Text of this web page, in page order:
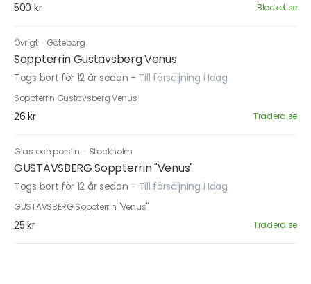
500 kr Blocket.se
Övrigt · Göteborg
Soppterrin Gustavsberg Venus
Togs bort för 12 år sedan - Till försäljning i Idag
Soppterrin Gustavsberg Venus
26 kr Tradera.se
Glas och porslin · Stockholm
GUSTAVSBERG Soppterrin "Venus"
Togs bort för 12 år sedan - Till försäljning i Idag
GUSTAVSBERG Soppterrin "Venus"
25 kr Tradera.se